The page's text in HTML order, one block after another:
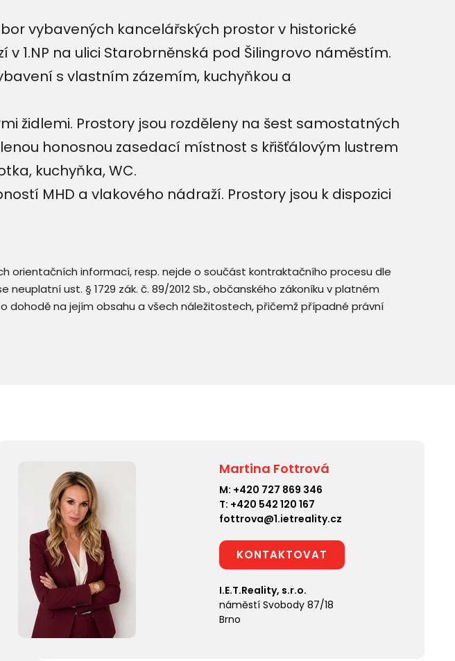
vybavených kancelářských prostor v historické
1.NP na ulici Starobrněnská pod Šilingrovo náměstím.
s vlastním zázemím, kuchyňkou a
židlemi. Prostory jsou rozděleny na šest samostatných
honosnou zasedací místnost s křišťálovým lustrem
kuchyňka, WC.
MHD a vlakového nádraží. Prostory jsou k dispozici
orientačních informací, resp. nejde o součást kontraktačního procesu dle
neuplatní ust. § 1729 zák. č. 89/2012 Sb., občanského zákoníku v platném
dohodě na jejím obsahu a všech náležitostech, přičemž případné právní
Martina Fottrová
M: +420 727 869 346
T: +420 542 120 167
fottrova@1.ietreality.cz
KONTAKTOVAT
I.E.T.Reality, s.r.o.
náměstí Svobody 87/18
Brno